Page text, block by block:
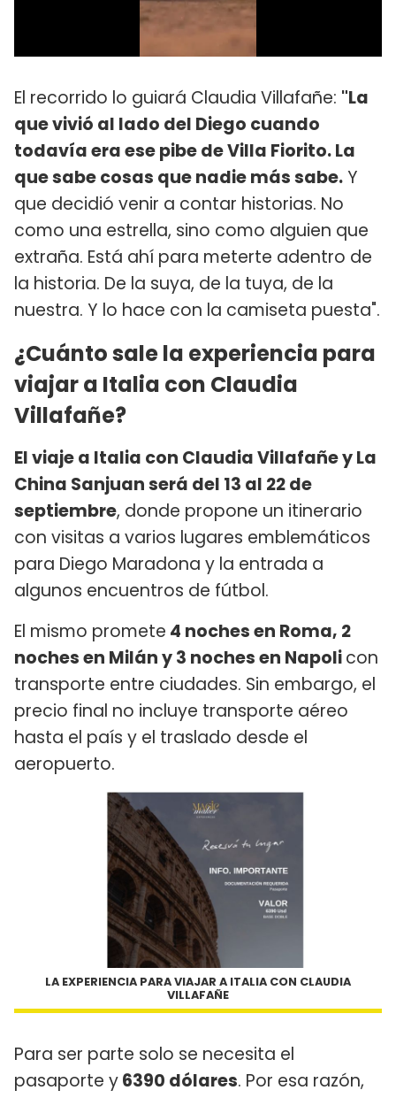
El recorrido lo guiará Claudia Villafañe: "La
que vivió al lado del Diego cuando
todavía era ese pibe de Villa Fiorito. La
que sabe cosas que nadie más sabe.Y
que decidió venir a contar historias. No
como una estrella, sino como alguien que
extraña. Está ahí para meterte adentro de
la historia. De la suya, de la tuya, de la
nuestra. Y lo hace con la camiseta puesta".
¿Cuánto sale la experiencia para
viajar a Italia con Claudia
Villafañe?
El viaje a Italia con Claudia Villafañe y La
China Sanjuan será del 13 al 22 de
septiembre, donde propone un itinerario
con visitas a varios lugares emblemáticos
para Diego Maradona y la entrada a
algunos encuentros de fútbol.
El mismo promete 4 noches en Roma, 2
noches en Milán y 3 noches en Napolicon
transporte entre ciudades. Sin embargo, el
precio final no incluye transporte aéreo
hasta el país y el traslado desde el
aeropuerto.
LA EXPERIENCIA PARA VIAJAR A ITALIA CON CLAUDIA
VILLAFAÑE
Para ser parte solo se necesita el
pasaporte y6390 dólares. Por esa razón,